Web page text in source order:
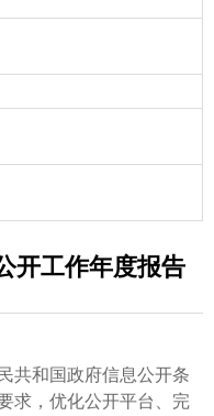
开工作年度报告
和国政府信息公开条
求，优化公开平台、完